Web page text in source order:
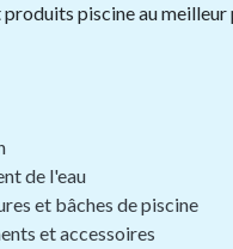
piscine au meilleur
de l'eau
et bâches de piscine
et accessoires